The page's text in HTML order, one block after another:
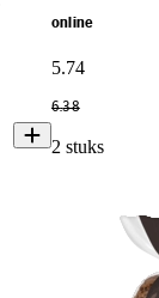
online
5.74
6.38
2 stuks